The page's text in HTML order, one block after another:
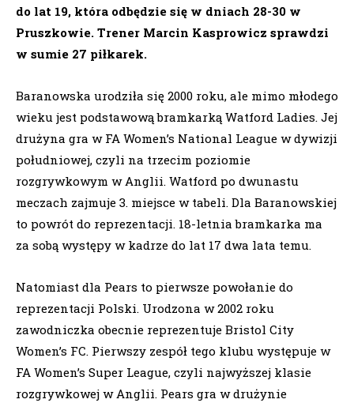
do lat 19, która odbędzie się w dniach 28-30 w
Pruszkowie. Trener Marcin Kasprowicz sprawdzi
w sumie 27 piłkarek.
Baranowska urodziła się 2000 roku, ale mimo młodego
wieku jest podstawową bramkarką Watford Ladies. Jej
drużyna gra w FA Women’s National League w dywizji
południowej, czyli na trzecim poziomie
rozgrywkowym w Anglii. Watford po dwunastu
meczach zajmuje 3. miejsce w tabeli. Dla Baranowskiej
to powrót do reprezentacji. 18-letnia bramkarka ma
za sobą występy w kadrze do lat 17 dwa lata temu.
Natomiast dla Pears to pierwsze powołanie do
reprezentacji Polski. Urodzona w 2002 roku
zawodniczka obecnie reprezentuje Bristol City
Women’s FC. Pierwszy zespół tego klubu występuje w
FA Women’s Super League, czyli najwyższej klasie
rozgrywkowej w Anglii. Pears gra w drużynie